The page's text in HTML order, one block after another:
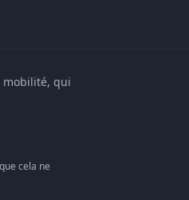
mobilité, qui
cela ne